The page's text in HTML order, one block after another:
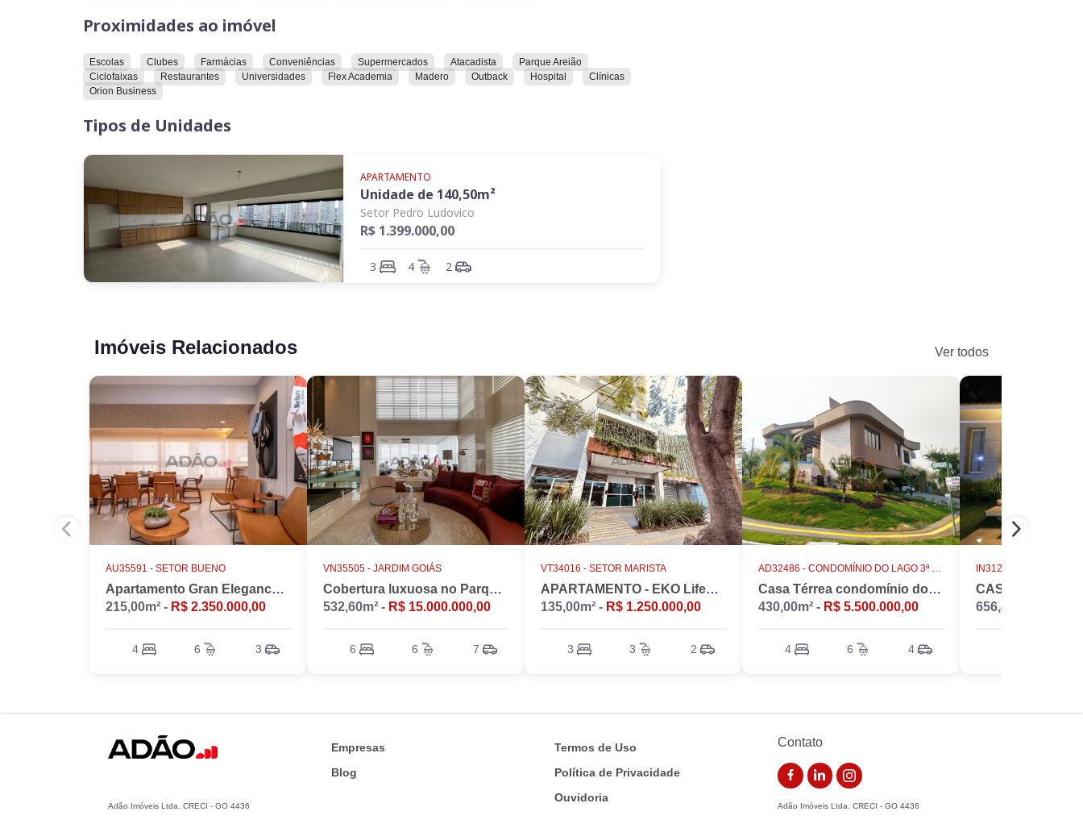
Proximidades ao imóvel
Escolas Clubes Farmácias Conveniências Supermercados Atacadista
Parque Areião
Ciclofaixas
Restaurantes Universidades Flex Academia Madero Outback Hospital
Clínicas
Orion Business
Tipos de Unidades
APARTAMENTO
Unidade de 140,50m²
Setor Pedro Ludovico
R$ 1.399.000,00
3 4 2
Imóveis Relacionados Ver todos
AU35591 - SETOR BUENO
Apartamento Gran Elegance - 4 suites + Home Office
215,00m² - R$ 2.350.000,00
4 6 3
VN35505 - JARDIM GOIÁS
Cobertura luxuosa no Parque Flamboyant, Jardim Goiás. Duplex, 533m2, 4 suítes, Piscina, 7 vagas, nascente.
532,60m² - R$ 15.000.000,00
6 6 7
VT34016 - SETOR MARISTA
APARTAMENTO - EKO LifeStyle
135,00m² - R$ 1.250.000,00
3 3 2
AD32486 - CONDOMÍNIO DO LAGO 3ª ETAPA
Casa Térrea condomínio do lago 4 suítes altíssimo padrão
430,00m² - R$ 5.500.000,00
4 6 4
IN31231 -
656,47m² -
Adão Imóveis Ltda. CRECI - GO 4436
Empresas
Blog
Termos de Uso
Política de Privacidade
Ouvidoria
Contato
Adão Imóveis Ltda. CRECI - GO 4436